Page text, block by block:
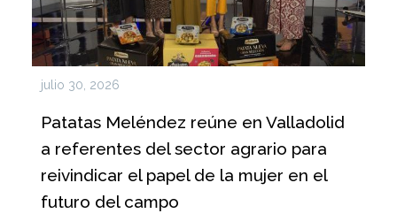
julio 30, 2026
Patatas Meléndez reúne en Valladolid
a referentes del sector agrario para
reivindicar el papel de la mujer en el
futuro del campo